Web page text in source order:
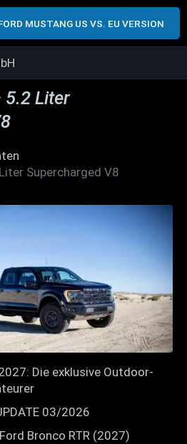
MUSTANG US VS. EU VERSION
5.2 Liter
Supercharged V8
Die exklusive Outdoor-
03/2026
Bronco RTR (2027)